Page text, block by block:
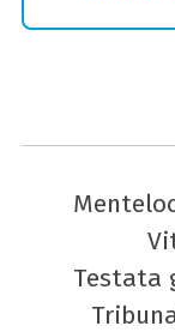
Testata